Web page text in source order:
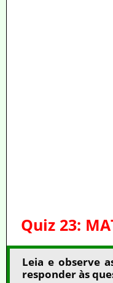
Quiz 23:
Leia e observe
responder às